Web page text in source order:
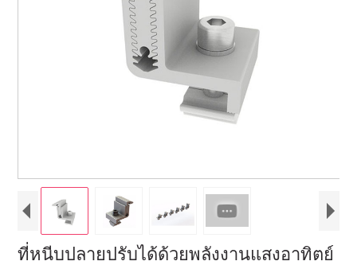
ที่หนีบปลายปรับได้ด้วยพลังงานแสงอาทิตย์